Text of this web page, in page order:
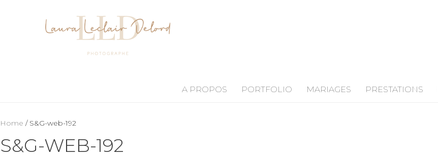
A PROPOS PORTFOLIO MARIAGES PRESTATIONS
Home / S&G-web-192
S&G-WEB-192